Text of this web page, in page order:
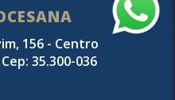
156 - Centro
35.300-036